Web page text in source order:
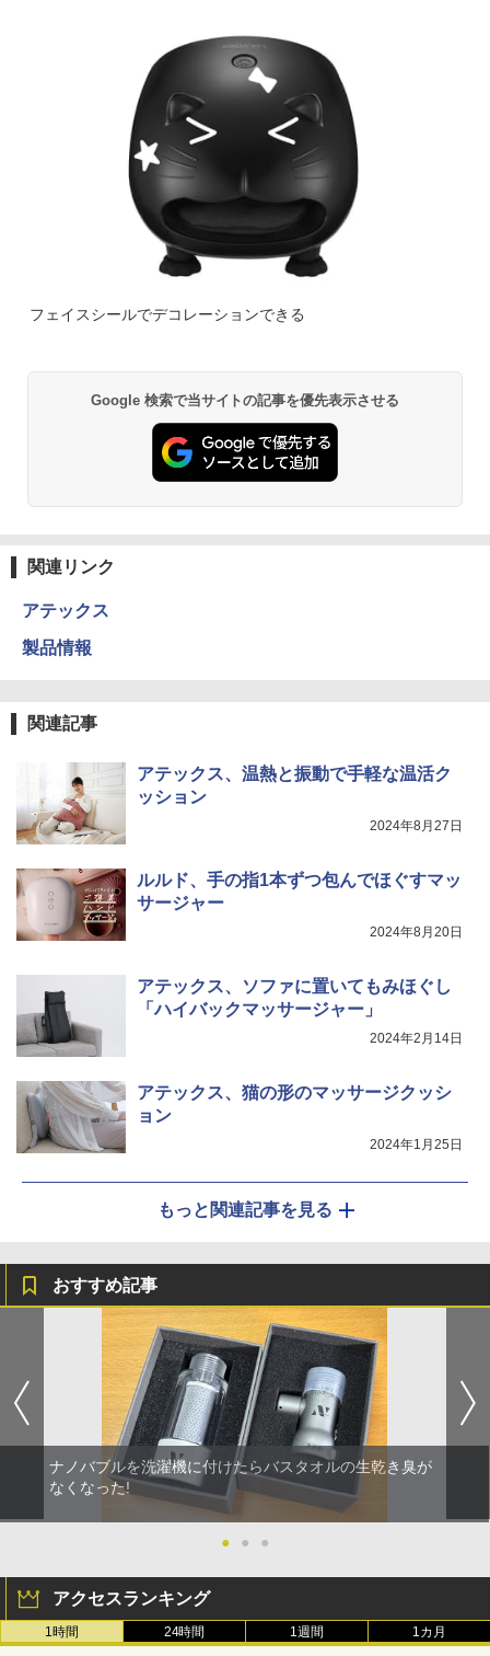
フェイスシールでデコレーションできる
Google 検索で当サイトの記事を優先表示させる
関連リンク
アテックス
製品情報
関連記事
アテックス、温熱と振動で手軽な温活ク
ッション
2024年8月27日
ルルド、手の指1本ずつ包んでほぐすマッ
サージャー
2024年8月20日
アテックス、ソファに置いてもみほぐし
「ハイバックマッサージャー」
2024年2月14日
アテックス、猫の形のマッサージクッシ
ョン
2024年1月25日
もっと関連記事を見る
おすすめ記事
ナノバブルを洗濯機に付けたらバスタオルの生乾き臭が
なくなった!
● ● ●
アクセスランキング
1時間 24時間 1週間 1カ月